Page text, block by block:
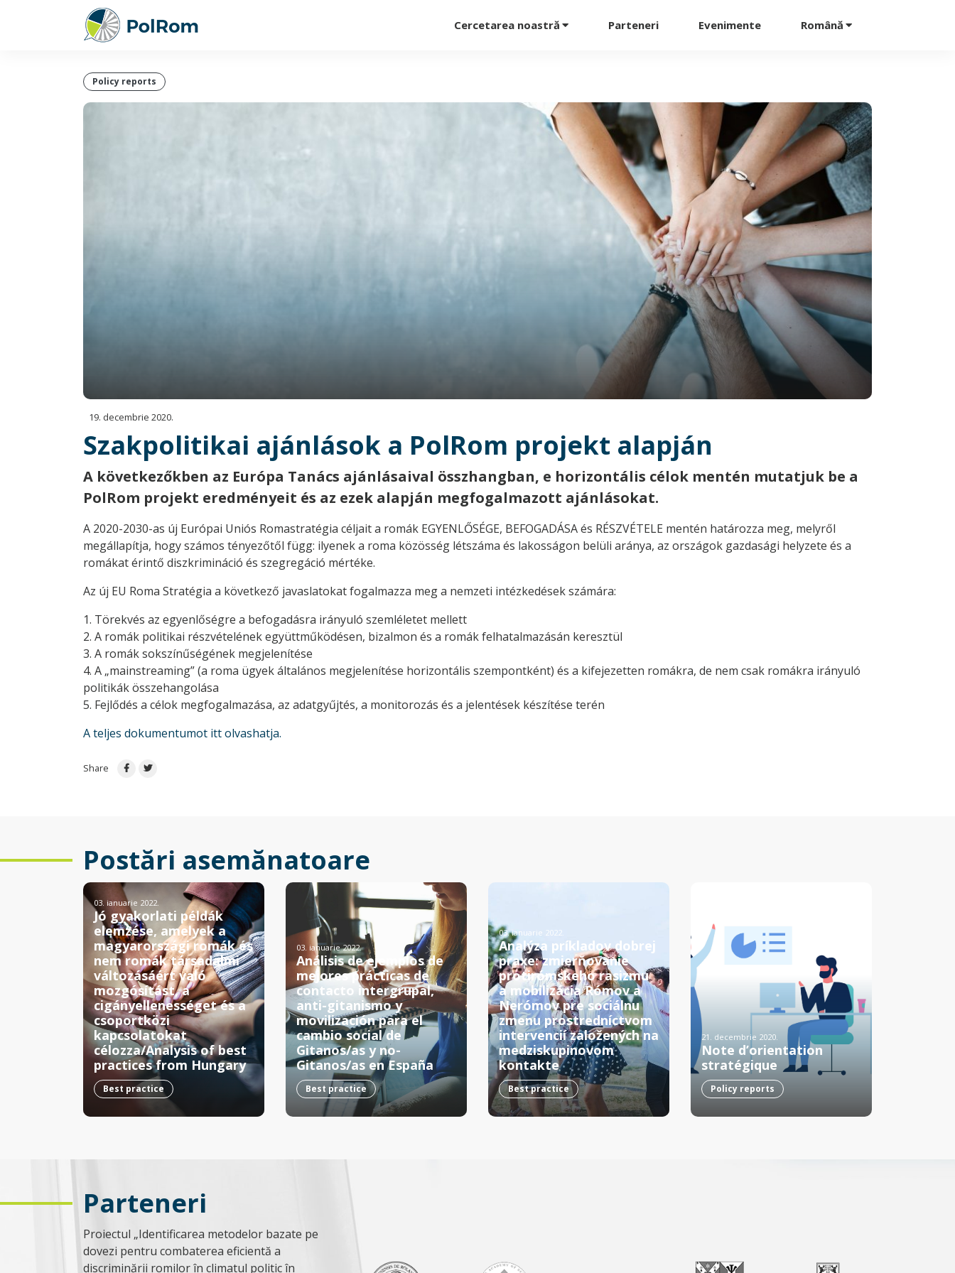
Cercetarea noastră Parteneri Evenimente Română
Policy reports
19. decembrie 2020.
Szakpolitikai ajánlások a PolRom projekt alapján
A következőkben az Európa Tanács ajánlásaival összhangban, e horizontális célok mentén mutatjuk be a
PolRom projekt eredményeit és az ezek alapján megfogalmazott ajánlásokat.
A 2020-2030-as új Európai Uniós Romastratégia céljait a romák EGYENLŐSÉGE, BEFOGADÁSA és RÉSZVÉTELE mentén határozza meg, melyről
megállapítja, hogy számos tényezőtől függ: ilyenek a roma közösség létszáma és lakosságon belüli aránya, az országok gazdasági helyzete és a
romákat érintő diszkrimináció és szegregáció mértéke.
Az új EU Roma Stratégia a következő javaslatokat fogalmazza meg a nemzeti intézkedések számára:
1. Törekvés az egyenlőségre a befogadásra irányuló szemléletet mellett
2. A romák politikai részvételének együttműködésen, bizalmon és a romák felhatalmazásán keresztül
3. A romák sokszínűségének megjelenítése
4. A „mainstreaming” (a roma ügyek általános megjelenítése horizontális szempontként) és a kifejezetten romákra, de nem csak romákra irányuló
politikák összehangolása
5. Fejlődés a célok megfogalmazása, az adatgyűjtés, a monitorozás és a jelentések készítése terén
A teljes dokumentumot itt olvashatja.
Share
Postări asemănatoare
03. ianuarie 2022.
Jó gyakorlati példák
elemzése, amelyek a
magyarországi romák és
nem romák társadalmi
változásáért való
mozgósítást, a
cigányellenességet és a
csoportközi
kapcsolatokat
célozza/Analysis of best
practices from Hungary
Best practice
03. ianuarie 2022.
Análisis de ejemplos de
mejores prácticas de
contacto intergrupal,
anti-gitanismo y
movilización para el
cambio social de
Gitanos/as y no-
Gitanos/as en España
Best practice
03. ianuarie 2022.
Analýza príkladov dobrej
praxe: zmierňovanie
protirómskeho rasizmu
a mobilizácia Rómov a
Nerómov pre sociálnu
zmenu prostredníctvom
intervencií založených na
medziskupinovom
kontakte
Best practice
21. decembrie 2020.
Note d’orientation
stratégique
Policy reports
Parteneri
Proiectul „Identificarea metodelor bazate pe
dovezi pentru combaterea eficientă a
discriminării romilor în climatul politic în